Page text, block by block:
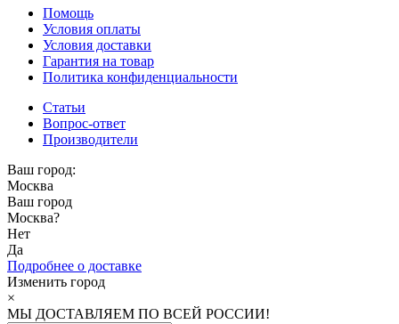
Помощь
Условия оплаты
Условия доставки
Гарантия на товар
Политика конфиденциальности
Статьи
Вопрос-ответ
Производители
Ваш город:
Москва
Ваш город
Москва?
Нет
Да
Подробнее о доставке
Изменить город
×
МЫ ДОСТАВЛЯЕМ ПО ВСЕЙ РОССИИ!